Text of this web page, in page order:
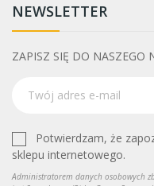
NEWSLETTER
ZAPISZ SIĘ DO NASZEGO
Potwierdzam, że
sklepu internetowego.
Administratorem danych osobowych